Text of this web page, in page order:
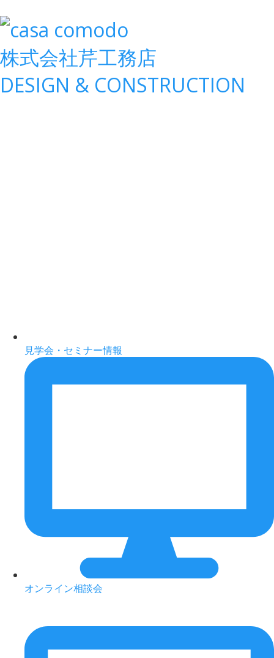
株式会社芹工務店
DESIGN & CONSTRUCTION
見学会・セミナー情報
オンライン相談会